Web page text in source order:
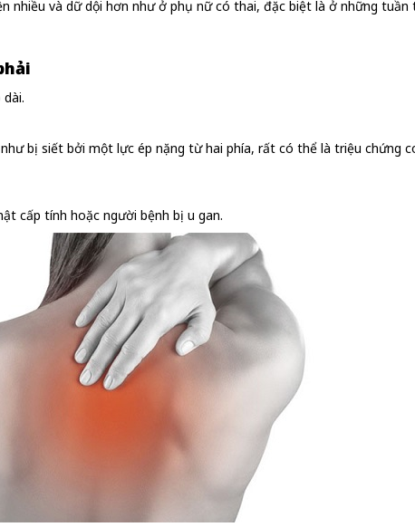
và dữ dội hơn như ở phụ nữ có thai, đặc biệt là ở những tuần
bị siết bởi một lực ép nặng từ hai phía, rất có thể là triệu chứng
cấp tính hoặc người bệnh bị u gan.